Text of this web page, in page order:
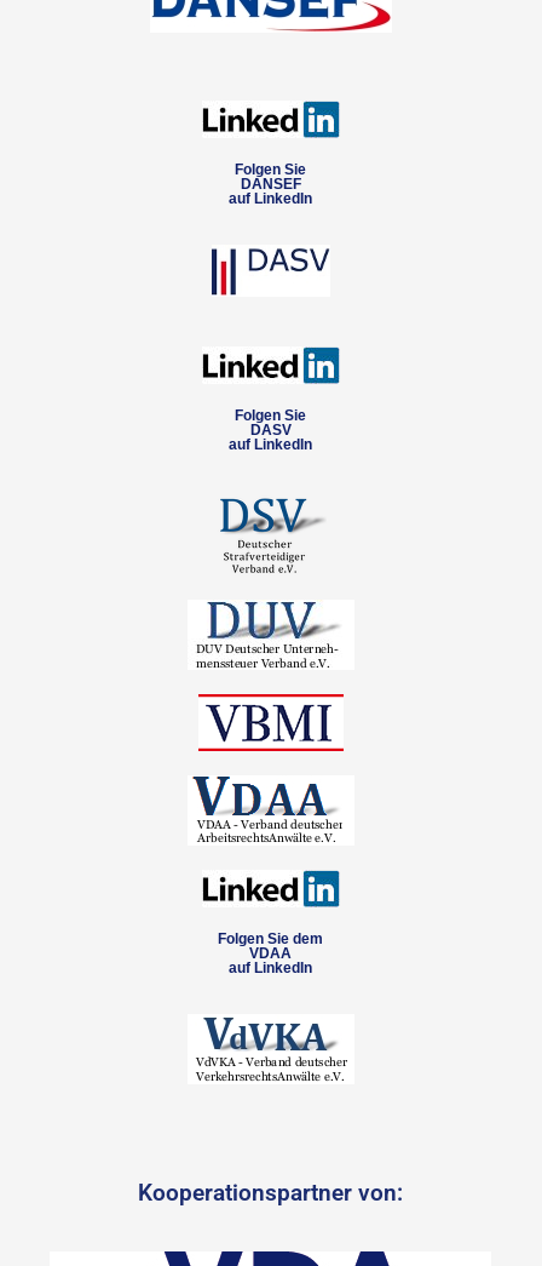
Folgen Sie
DANSEF
auf LinkedIn
Folgen Sie
DASV
auf LinkedIn
Folgen Sie dem
VDAA
auf LinkedIn
Kooperationspartner von: